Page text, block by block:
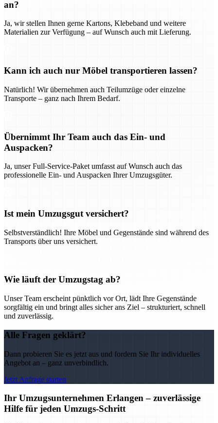
an?
Ja, wir stellen Ihnen gerne Kartons, Klebeband und weitere
Materialien zur Verfügung – auf Wunsch auch mit Lieferung.
Kann ich auch nur Möbel transportieren lassen?
Natürlich! Wir übernehmen auch Teilumzüge oder einzelne
Transporte – ganz nach Ihrem Bedarf.
Übernimmt Ihr Team auch das Ein- und
Auspacken?
Ja, unser Full-Service-Paket umfasst auf Wunsch auch das
professionelle Ein- und Auspacken Ihrer Umzugsgüter.
Ist mein Umzugsgut versichert?
Selbstverständlich! Ihre Möbel und Gegenstände sind während des
Transports über uns versichert.
Wie läuft der Umzugstag ab?
Unser Team erscheint pünktlich vor Ort, lädt Ihre Gegenstände
sorgfältig ein und bringt alles sicher ans Ziel – strukturiert, schnell
und zuverlässig.
Alle Fragen geklärt?
Dann probieren Sie es jetzt aus und fordern Sie Ihr individuelles
Angebot an – ganz unverbindlich.
Jetzt Anfrage starten
Ihr Umzugsunternehmen Erlangen – zuverlässige
Hilfe für jeden Umzugs-Schritt